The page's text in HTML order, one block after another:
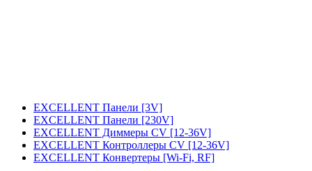
EXCELLENT Панели [3V]
EXCELLENT Панели [230V]
EXCELLENT Диммеры CV [12-36V]
EXCELLENT Контроллеры CV [12-36V]
EXCELLENT Конвертеры [Wi-Fi, RF]